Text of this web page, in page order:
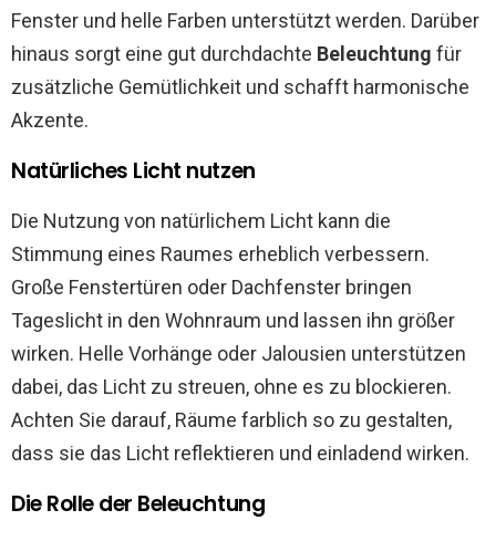
Fenster und helle Farben unterstützt werden. Darüber
hinaus sorgt eine gut durchdachte Beleuchtung für
zusätzliche Gemütlichkeit und schafft harmonische
Akzente.
Natürliches Licht nutzen
Die Nutzung von natürlichem Licht kann die
Stimmung eines Raumes erheblich verbessern.
Große Fenstertüren oder Dachfenster bringen
Tageslicht in den Wohnraum und lassen ihn größer
wirken. Helle Vorhänge oder Jalousien unterstützen
dabei, das Licht zu streuen, ohne es zu blockieren.
Achten Sie darauf, Räume farblich so zu gestalten,
dass sie das Licht reflektieren und einladend wirken.
Die Rolle der Beleuchtung